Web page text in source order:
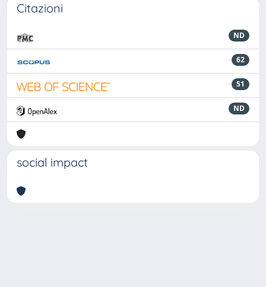
Citazioni
ND
62
51
ND
social impact